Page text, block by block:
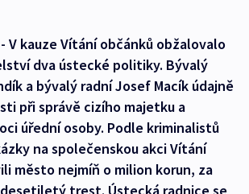
V kauze Vítání občánků obžalovalo
dva ústecké politiky. Bývalý
a bývalý radní Josef Macík údajně
při správě cizího majetku a
úřední osoby. Podle kriminalistů
na společenskou akci Vítání
město nejmíň o milion korun, za